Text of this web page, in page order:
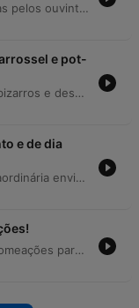
O episódio aborda histórias bizarras enviadas pelos ouvintes sobre situações de flagrante e humilhação pública. O conteúdo explora relatos de comportamentos estranhos no ambiente de trabalho, como o consumo de água de conserva de salsicha, e incidentes físicos envolvendo escadas rolantes e objetos pessoais. Além disso, o programa discute a frustração com chamadas de telemarketing invasivas, apresentando um relato detalhado de uma interação tensa entre um ouvinte e um operador de vendas que culminou no encerramento abrupto da chamada.
e pot-
O episódio apresenta uma série de relatos bizarros e desconfortáveis extraídos do Reddit sobre flagrantes de comportamentos inusitados. Os apresentadores exploram histórias que variam desde hábitos alimentares repulsivos, como comer bananas ou burritos de forma animalesca, até situações de exposição pública em casas de banho e um incidente extremo envolvendo um cinzeiro num terraço em Denver. O tom alterna entre o humor escatológico e o choque diante de comportamentos sociais bizarros.
e de dia
Este episódio apresenta uma narrativa extraordinária enviada por um ouvinte da comunidade Reddit HQMC, detalhando uma sucessão de eventos caóticos que ocorreram durante e logo após o seu casamento. A história começa com os preparativos tensos sob a supervisão de um padre rigoroso e envolve um transporte em carro clássico dos anos 30 sob chuva, mas atinge o ápice com a revelação inesperada de uma gravidez oculta da cunhada. A narrativa percorre desde o stress do dia da cerimónia até ao drama do nascimento de um bebé em casa de uma amiga, tudo num intervalo de apenas dois dias. O relato explora temas como a negação, as surpresas familiares e a capacidade de lidar com imprevistos que transformam um evento planeado numa experiência absolutamente imprevisível.
O apresentador celebra as suas recentes nomeações para os Globos de Ouro, partilhando as suas ansiedades em relação à cerimónia, especialmente no que toca à sua mobilidade física após um AVC e ao receio de silêncios desconfortáveis durante a subida ao palco. O episódio aborda também o impacto emocional do apoio recebido pelo público e menciona uma entrevista futura na SIC. A segunda parte do episódio é dedicada a uma história enviada por uma ouvinte sobre um incidente embaraçoso num consultório médico, causado por um acessório de pescoço que ficou preso ao cinto. O diálogo entre os apresentadores explora situações quotidianas de desastres domésticos e pequenos imprevistos que geram momentos de comédia.